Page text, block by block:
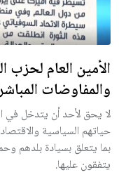
الأمين العام لحزب
والمفاوضات
لا يحق لأحد أن يتدخل في
حياتهم السياسية
بما يتعلق بسيادة بلدهم
يتفقون عليها.